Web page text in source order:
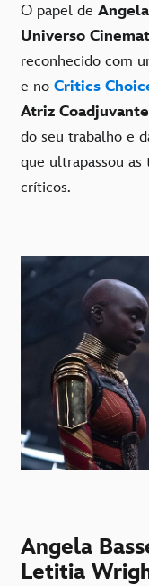
O papel de
Universo
reconhecido com
e no Critics
Atriz Coadjuvante
do seu trabalho e
que ultrapassou
críticos.
Angela
Letitia